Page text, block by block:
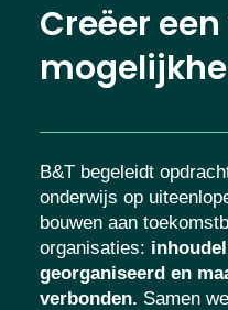
Creëer
B&T begeleidt
onderwijs op
bouwen aan
organisaties:
georganiseerd en
verbonden. Samen